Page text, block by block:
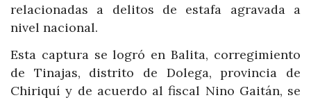
relacionadas a delitos de estafa agravada a
nivel nacional.
Esta captura se logró en Balita, corregimiento
de Tinajas, distrito de Dolega, provincia de
Chiriquí y de acuerdo al fiscal Nino Gaitán, se